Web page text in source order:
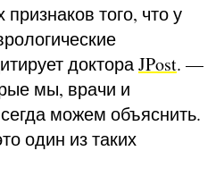
того, что у
доктораJPost. —
мы, врачи и
можем объяснить.
один из таких